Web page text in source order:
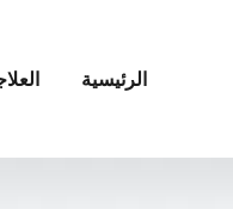
الرئيسية